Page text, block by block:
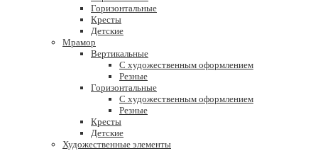
Горизонтальные
Кресты
Детские
Мрамор
Вертикальные
С художественным оформлением
Резные
Горизонтальные
С художественным оформлением
Резные
Кресты
Детские
Художественные элементы